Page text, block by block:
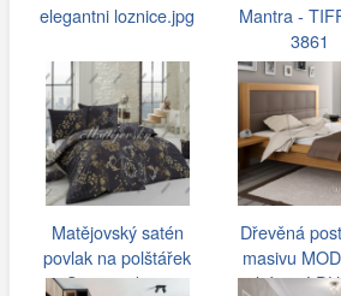
elegantni loznice.jpg
Mantra -
3861
Matějovský satén
povlak na polštářek
Swarowski,…
Dřevěná
masivu
drásaný